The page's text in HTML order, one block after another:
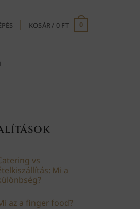
KOSÁR / 0 FT 0
vs
Mi a
az a finger food?